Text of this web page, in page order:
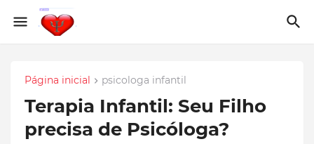
Página inicial psicologa infantil
Terapia Infantil: Seu Filho
precisa de Psicóloga?